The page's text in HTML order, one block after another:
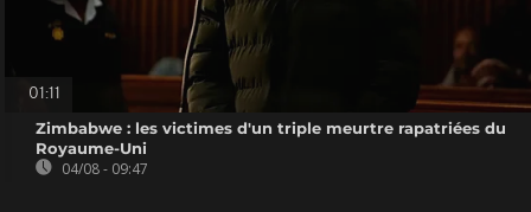
01:11
Zimbabwe : les victimes d'un triple meurtre rapatriées du
Royaume-Uni
04/08 - 09:47